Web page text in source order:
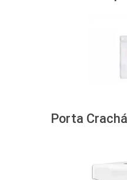
Porta